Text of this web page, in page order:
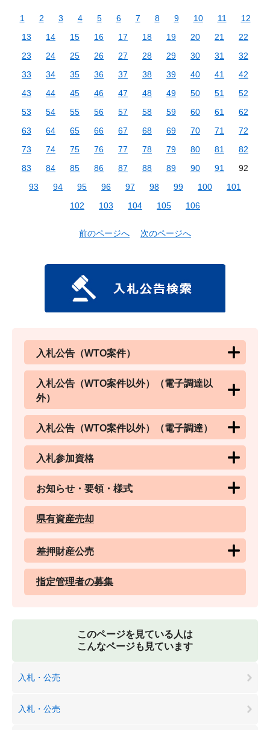
1 2 3 4 5 6 7 8 9 10 11
12
13
14 15 16 17 18 19 20 21
22
23
24 25 26 27 28 29 30 31
32
33
34 35 36 37 38 39 40 41
42
43
44 45 46 47 48 49 50 51
52
53
54 55 56 57 58 59 60 61
62
63
64 65 66 67 68 69 70 71
72
73
74 75 76 77 78 79 80 81
82
83
84 85 86 87 88 89 90 91
92
93
94 95 96 97 98 99 100
101
102
103 104 105 106
前のページへ 次のページへ
入札公告（WTO案件）
入札公告（WTO案件以外）（電子調達以
外）
入札公告（WTO案件以外）（電子調達）
入札参加資格
お知らせ・要領・様式
県有資産売却
差押財産公売
指定管理者の募集
このページを見ている人は
こんなページも見ています
入札・公売
入札・公売